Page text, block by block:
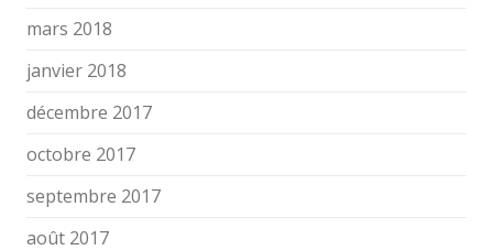
mars 2018
janvier 2018
décembre 2017
octobre 2017
septembre 2017
août 2017